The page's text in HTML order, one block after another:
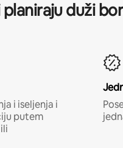
duži
i iseljenja i
putem